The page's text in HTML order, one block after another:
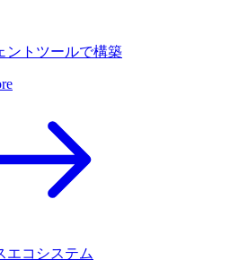
ントツールで構築
エコシステム